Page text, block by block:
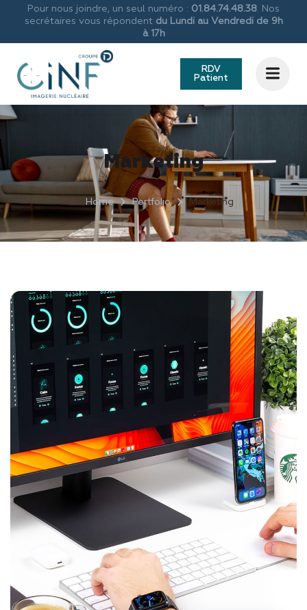
Pour nous joindre, un seul numéro : 01.84.74.48.38. Nos
secrétaires vous répondent du Lundi au Vendredi de 9h
à 17h
RDV
Patient
Marketing
Home Portfolio Marketing